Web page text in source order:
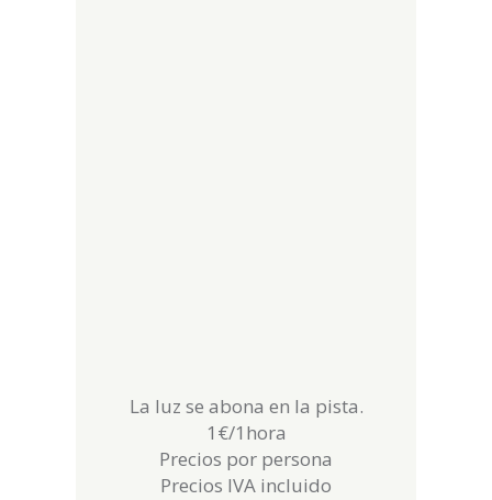
La luz se abona en la pista.
1€/1hora
Precios por persona
Precios IVA incluido